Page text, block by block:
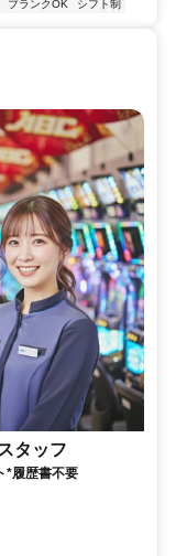
ブランクOK シフト制
タッフ
*履歴書不要